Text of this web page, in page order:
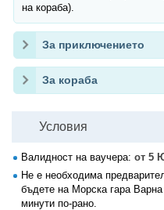
на кораба).
За приключението
За кораба
Условия
Валидност на ваучера: от 5
Не е необходима
бъдете на Морска гара
минути по-рано.